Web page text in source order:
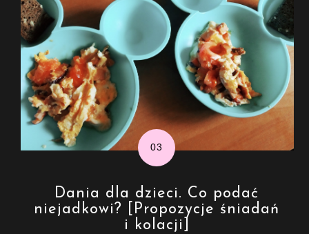
Dania dla dzieci. Co podać
niejadkowi? [Propozycje śniadań
i kolacji]